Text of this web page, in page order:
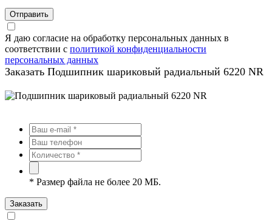
Отправить
Я даю согласие на обработку персональных данных в
соответствии с политикой конфиденциальности
персональных данных
Заказать Подшипник шариковый радиальный 6220 NR
* Размер файла не более 20 МБ.
Заказать